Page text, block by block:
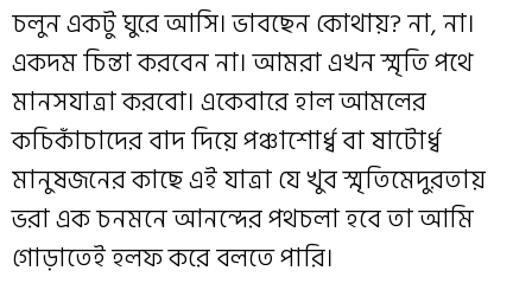
চলুন একটু ঘুরে আসি। ভাবছেন কোথায়? না, না।
একদম চিন্তা করবেন না। আমরা এখন স্মৃতি পথে
মানসযাত্রা করবো। একেবারে হাল আমলের
কচিকাঁচাদের বাদ দিয়ে পঞ্চাশোর্ধ্ব বা ষাটোর্ধ্ব
মানুষজনের কাছে এই যাত্রা যে খুব স্মৃতিমেদুরতায়
ভরা এক চনমনে আনন্দের পথচলা হবে তা আমি
গোড়াতেই হলফ করে বলতে পারি।